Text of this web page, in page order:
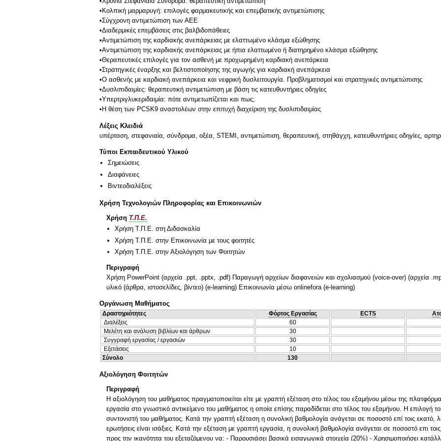
•Κολπική μαρμαρυγή: επιλογές φαρμακευτικής και επεμβατικής αντιμετώπισης
•Σύγχρονη αντιμετώπιση των ΑΕΕ
•Διαδερμικές επεμβάσεις στις βαλβιδοπάθειες
•Αντιμετώπιση της καρδιακής ανεπάρκειας με ελαττωμένο κλάσμα εξώθησης
•Αντιμετώπιση της καρδιακής ανεπάρκειας με ήπια ελαττωμένο ή διατηρημένο κλάσμα εξώθησης
•Θεραπευτικές επιλογές για τον ασθενή με προχωρημένη καρδιακή ανεπάρκεια
•Στρατηγικές έναρξης και βελτιστοποίησης της αγωγής για καρδιακή ανεπάρκεια
•Ο ασθενής με καρδιακή ανεπάρκεια και νεφρική δυσλειτουργία. Προβληματισμοί και στρατηγικές αντιμετώπισης
•Δυσλιπιδαιμίες: θεραπευτική αντιμετώπιση με βάση τις κατευθυντήριες οδηγίες
•Υπερτριγλυκεριδαιμία: πότε αντιμετωπίζεται και πως;
Λέξεις Κλειδιά
υπέρταση, στεφανιαία, σύνδρομα, οξέα, STEMI, αντιμετώπιση, θεραπευτική, στηθάγχη, κατευθυντήριες οδηγίες,
Τύποι Εκπαιδευτικού Υλικού
Σημειώσεις
Διαφάνειες
Βιντεοδιαλέξεις
Χρήση Τεχνολογιών Πληροφορίας και Επικοινωνιών
Χρήση Τ.Π.Ε.
Χρήση Τ.Π.Ε. στη Διδασκαλία
Χρήση Τ.Π.Ε. στην Επικοινωνία με τους φοιτητές
Χρήση Τ.Π.Ε. στην Αξιολόγηση των Φοιτητών
Περιγραφή
Χρήση PowerPoint (αρχεία .ppt, .pptx, .pdf) Παραγωγή αρχείων διαφανειών και σχολιασμού (voice-over) (αρχεία
υλικό (άρθρα, ιστοσελίδες, βίντεο) (e-learning) Επικοινωνία μέσω onlinefora (e-learning)
Οργάνωση Μαθήματος
Δραστηριότητες Φόρτος Εργασίας ECTS
Διαλέξεις
60
Μελέτη και ανάλυση βιβλίων και άρθρων
30
Συγγραφή εργασίας / εργασιών
30
Εξετάσεις
10
Σύνολο
130
Αξιολόγηση Φοιτητών
Περιγραφή
Η αξιολόγηση του μαθήματος πραγματοποιείται είτε με γραπτή εξέταση στο τέλος του εξαμήνου μέσω της
εργασία στο γνωστικό αντικείμενο του μαθήματος η οποία επίσης παραδίδεται στο τέλος του εξαμήνου. Η επιλογή
συντονιστή του μαθήματος. Κατά την γραπτή εξέταση η συνολική βαθμολογία ανάγεται σε ποσοστό επί τοις εκατό,
ερωτήσεις είναι ισάξιες. Κατά την εξέταση με γραπτή εργασία, η συνολική βαθμολογία ανάγεται σε ποσοστό επι
προς την ικανότητα του εξεταζόμενου να: - Παρουσιάσει βασικά εισαγωγικά στοιχεία (20%) - Χρησιμοποιήσει